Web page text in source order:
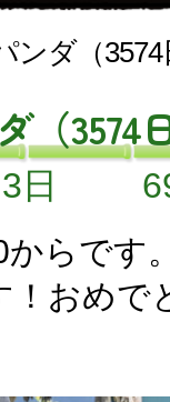
ンダ（3574
（3574
日
らです
！おめで